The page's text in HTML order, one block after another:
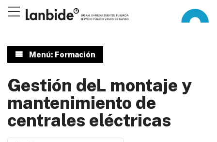
Menú: Formación
Gestión deL montaje y
mantenimiento de
centrales eléctricas